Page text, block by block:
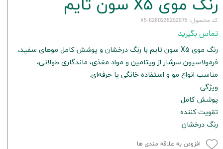
کد محصول: 6260235292975-X5
تماس بگیرید
رنگ موی X5 سون تایم با رنگ درخشان و پوشش کامل موهای سفید،
فرمولاسیون سرشار از ویتامین و مواد مغذی، ماندگاری طولانی،
مناسب انواع مو و استفاده خانگی یا حرفه‌ای.
ویژگی
پوشش کامل
تقویت کننده
رنگ درخشان
افزودن به علاقه مندی ها